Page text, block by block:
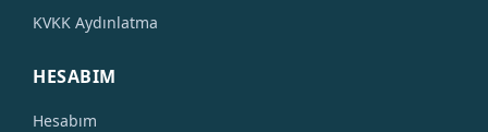
KVKK Aydınlatma
HESABIM
Hesabım